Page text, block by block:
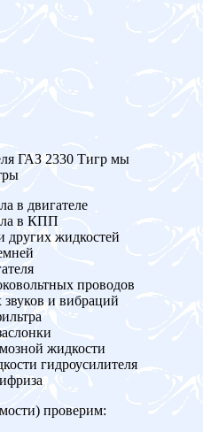
ГАЗ 2330 Тигр мы
в двигателе
в КПП
других жидкостей
проводов
и вибраций
жидкости
гидроусилителя
проверим: